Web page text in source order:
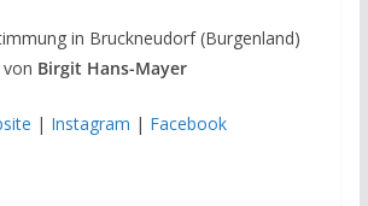
in Bruckneudorf (Burgenland)
von Birgit Hans-Mayer
| Instagram | Facebook